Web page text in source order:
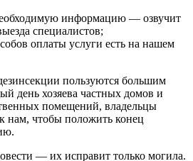
информацию — озвучит
специалистов;
оплаты услуги есть на нашем
пользуются большим
день хозяева частных домов и
помещений, владельцы
нам, чтобы положить конец
— их исправит только могила.